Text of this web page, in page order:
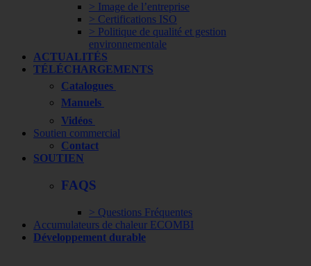
> Image de l’entreprise
> Certifications ISO
> Politique de qualité et gestion
environnementale
ACTUALITÉS
TÉLÉCHARGEMENTS
Catalogues
Manuels
Vidéos
Soutien commercial
Contact
SOUTIEN
FAQS
> Questions Fréquentes
Accumulateurs de chaleur ECOMBI
Développement durable